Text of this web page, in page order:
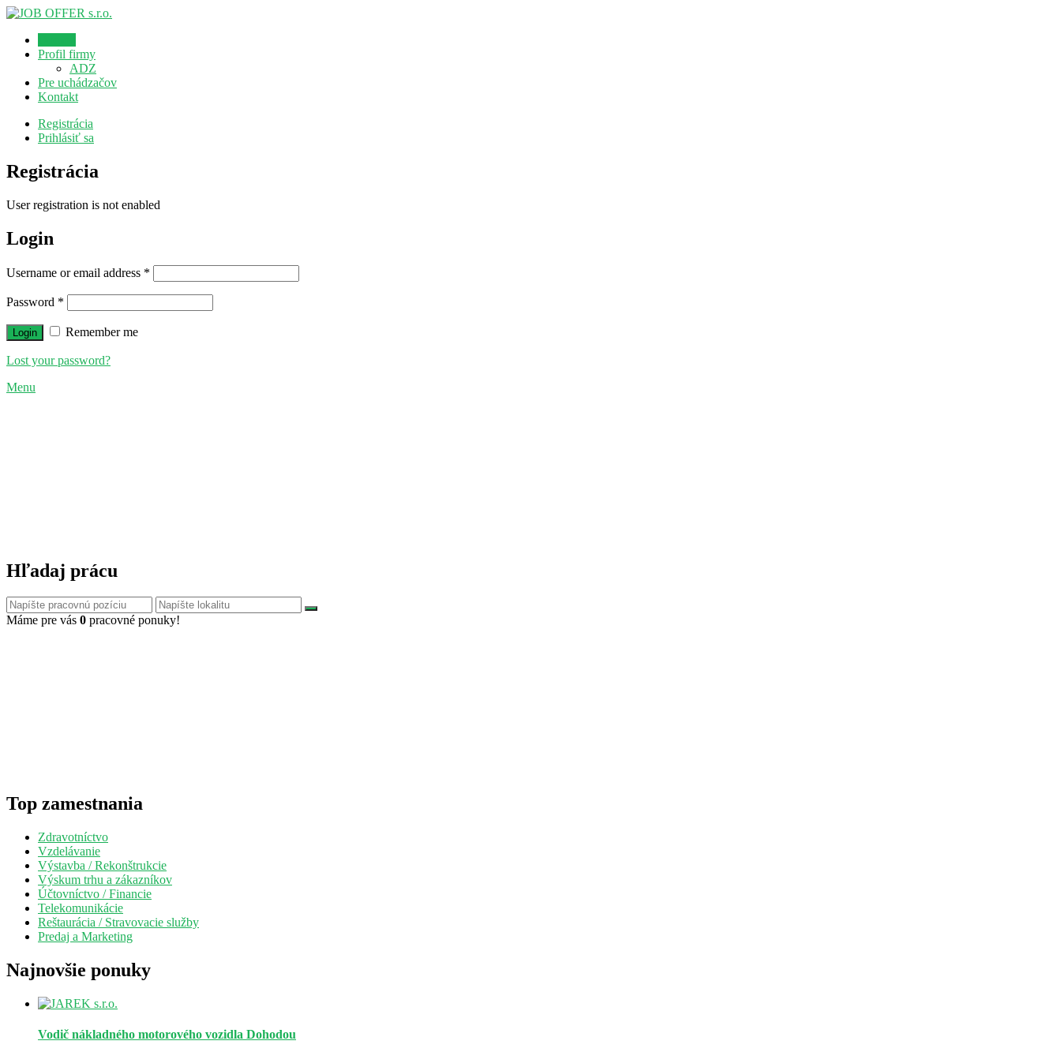
Profil firmy
ADZ
Pre uchádzačov
Kontakt
Registrácia
Prihlásiť sa
Registrácia
User registration is not enabled
Login
Username or email address *
Password *
Remember me
Lost your password?
Menu
Hľadaj prácu
Máme pre vás 0 pracovné ponuky!
Top zamestnania
Zdravotníctvo
Vzdelávanie
Výstavba / Rekonštrukcie
Výskum trhu a zákazníkov
Účtovníctvo / Financie
Telekomunikácie
Reštaurácia / Stravovacie služby
Predaj a Marketing
Najnovšie ponuky
Vodič nákladného motorového vozidla Dohodou